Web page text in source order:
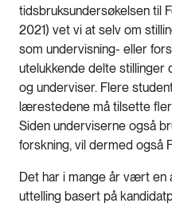
tidsbruksundersøkelsen til
2021) vet vi at selv om
som undervisning- eller
utelukkende delte
og underviser. Flere
lærestedene må tilsette
Siden underviserne også
forskning, vil dermed også
Det har i mange år vært en
uttelling basert på